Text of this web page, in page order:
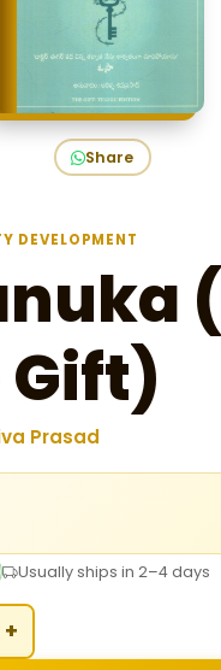
Share
DEVELOPMENT
(
Gift)
Prasad
Usually ships in 2–4 days
+